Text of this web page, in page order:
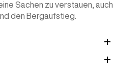
Sachen zu verstauen, auch
den Bergaufstieg.